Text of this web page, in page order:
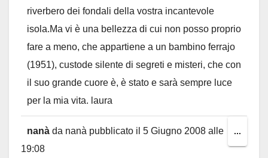
riverbero dei fondali della vostra incantevole
isola.Ma vi è una bellezza di cui non posso proprio
fare a meno, che appartiene a un bambino ferrajo
(1951), custode silente di segreti e misteri, che con
il suo grande cuore è, è stato e sarà sempre luce
per la mia vita. laura
nanà da nanà pubblicato il 5 Giugno 2008 alle
19:08
...
this